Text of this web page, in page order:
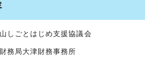
しごとはじめ支援協議会
務局大津財務事務所